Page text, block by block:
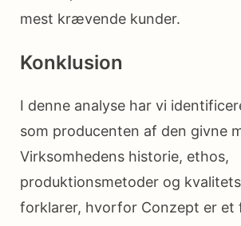
mest krævende kunder.
Konklusion
I denne analyse har vi
som producenten af ​​den givne
Virksomhedens historie, ethos,
produktionsmetoder og
forklarer, hvorfor Conzept er et